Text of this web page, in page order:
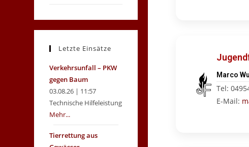
Marco
Tel:
E-Mail:
Letzte Einsätze
Verkehrsunfall – PKW
gegen Baum
03.08.26 | 11:57
Technische Hilfeleistung
Mehr...
Tierrettung aus